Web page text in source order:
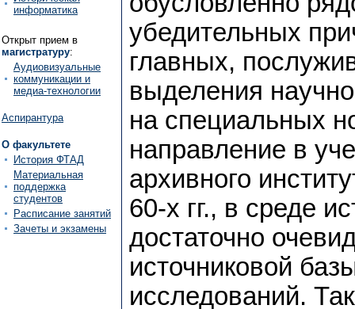
информатика
Открыт прием в
магистратуру:
Аудиовизуальные
коммуникации и
медиа-технологии
Аспирантура
О факультете
История ФТАД
Материальная
поддержка
студентов
Расписание занятий
Зачеты и экзамены
убедительных
главных,
выделения
на специальных
направление в
архивного
60-x гг., в среде
достаточно
источниковой
исследований.